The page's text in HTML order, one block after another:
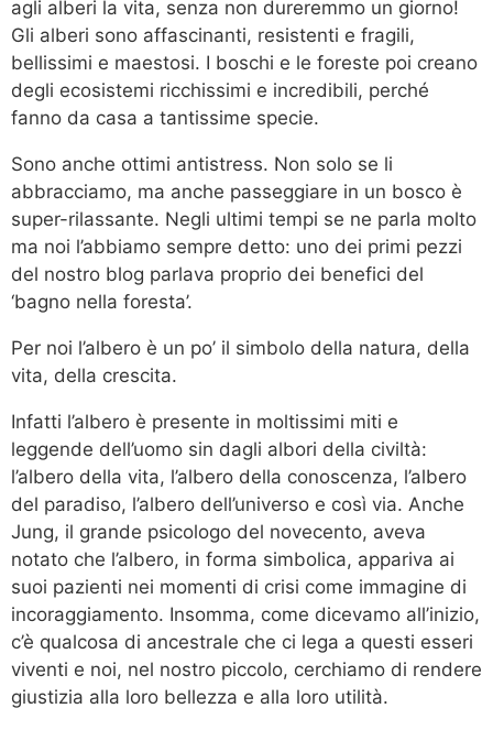
agli alberi la vita, senza non dureremmo un giorno!
Gli alberi sono affascinanti, resistenti e fragili,
bellissimi e maestosi. I boschi e le foreste poi creano
degli ecosistemi ricchissimi e incredibili, perché
fanno da casa a tantissime specie.
Sono anche ottimi antistress. Non solo se li
abbracciamo, ma anche passeggiare in un bosco è
super-rilassante. Negli ultimi tempi se ne parla molto
ma noi l’abbiamo sempre detto: uno dei primi pezzi
del nostro blog parlava proprio dei benefici del
‘bagno nella foresta’.
Per noi l’albero è un po’ il simbolo della natura, della
vita, della crescita.
Infatti l’albero è presente in moltissimi miti e
leggende dell’uomo sin dagli albori della civiltà:
l’albero della vita, l’albero della conoscenza, l’albero
del paradiso, l’albero dell’universo e così via. Anche
Jung, il grande psicologo del novecento, aveva
notato che l’albero, in forma simbolica, appariva ai
suoi pazienti nei momenti di crisi come immagine di
incoraggiamento. Insomma, come dicevamo all’inizio,
c’è qualcosa di ancestrale che ci lega a questi esseri
viventi e noi, nel nostro piccolo, cerchiamo di rendere
giustizia alla loro bellezza e alla loro utilità.